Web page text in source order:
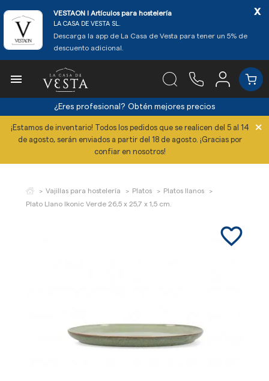
VESTAON l Artículos para hostelería
LA CASA DE VESTA SL.
Descarga la app de La Casa de Vesta para tener un 5% de
descuento adicional.
x

¿Eres profesional? Obtén mejores precios
¡Estamos de inventario! Todos los pedidos que se realicen del 5 al 14
de agosto, serán enviados a partir del 18 de agosto. ¡Gracias por
confiar en nosotros!
×
Vajillas para hostelería Platos
Platos llanos
Plato Llano Ikonic Verde 26,5 x 25,7 x 1,5 cm.
favorite_border